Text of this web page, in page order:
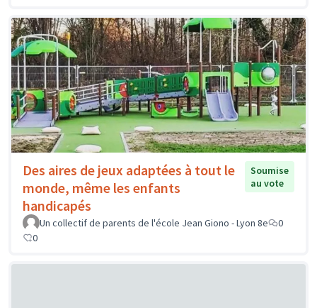
Des aires de jeux adaptées à tout le
monde, même les enfants
handicapés
Soumise
au vote
Un collectif de parents de l'école Jean Giono - Lyon 8e
0
0